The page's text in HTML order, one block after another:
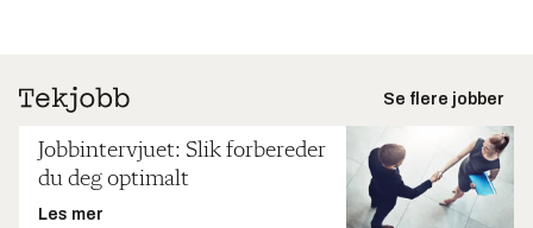
Se flere jobber
Jobbintervjuet: Slik forbereder
du deg optimalt
Les mer